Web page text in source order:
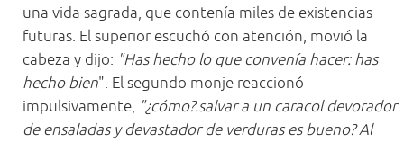
una vida sagrada, que contenía miles de existencias
futuras. El superior escuchó con atención, movió la
cabeza y dijo: "Has hecho lo que convenía hacer: has
hecho bien". El segundo monje reaccionó
impulsivamente, "¿cómo?.salvar a un caracol devorador
de ensaladas y devastador de verduras es bueno? Al